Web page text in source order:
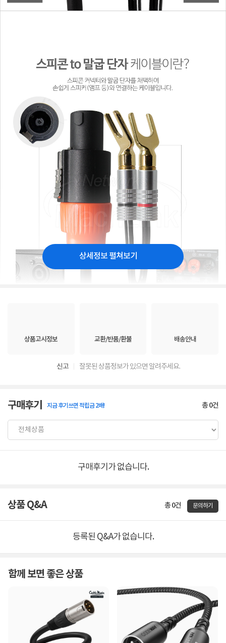
상세정보 펼쳐보기
상품고시정보 교환/반품/환불 배송안내
신고 잘못된 상품정보가 있으면 알려주세요.
구매후기 지금 후기쓰면 적립금 2배! 총0건
구매후기가 없습니다.
상품 Q&A 총 0건 문의하기
등록된 Q&A가 없습니다.
함께 보면 좋은 상품